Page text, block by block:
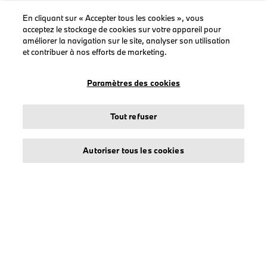
Homme
Femme
Casquettes
En cliquant sur « Accepter tous les cookies », vous
acceptez le stockage de cookies sur votre appareil pour
améliorer la navigation sur le site, analyser son utilisation
et contribuer à nos efforts de marketing.
Paramètres des cookies
Tout refuser
Autoriser tous les cookies